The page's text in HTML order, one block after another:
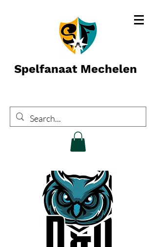
Spelfanaat Mechelen